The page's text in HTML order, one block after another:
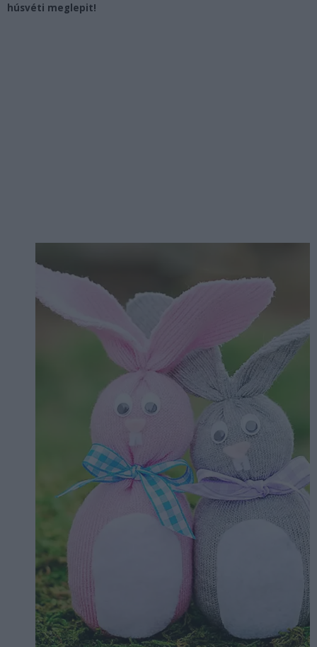
húsvéti meglepit!